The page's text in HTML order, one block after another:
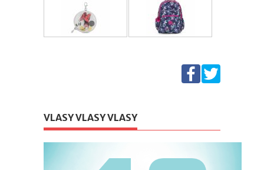
VLASY VLASY VLASY